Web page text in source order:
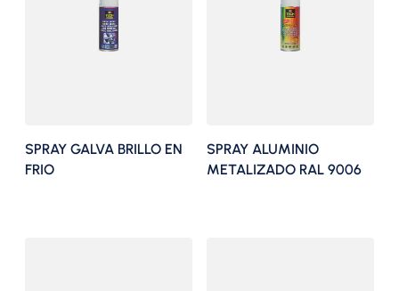
SPRAY GALVA BRILLO EN
FRIO
SPRAY ALUMINIO
METALIZADO RAL 9006